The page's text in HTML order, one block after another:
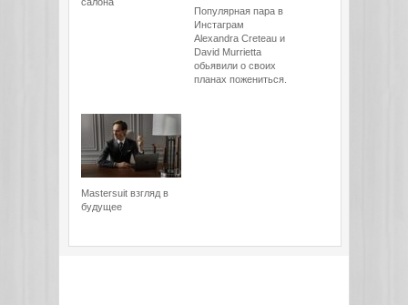
Популярная пара в
Инстаграм
Alexandra Creteau и
David Murrietta
обьявили о своих
планах пожениться.
Mastersuit взгляд в
будущее